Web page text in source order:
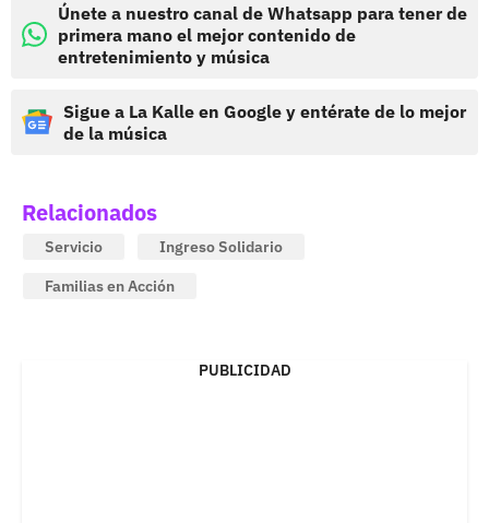
Únete a nuestro canal de Whatsapp para tener de
primera mano el mejor contenido de
entretenimiento y música
Sigue a La Kalle en Google y entérate de lo mejor
de la música
Relacionados
Servicio
Ingreso Solidario
Familias en Acción
PUBLICIDAD